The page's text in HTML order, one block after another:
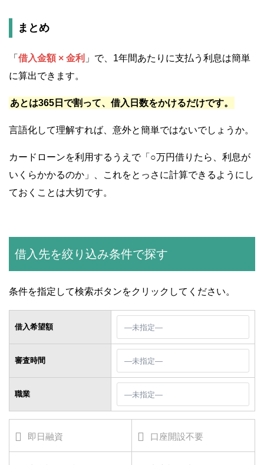
まとめ
「 借入金額 × 金利 」で、1年間あたりに支払う利息は簡単
に算出できます。
あとは365日で割って、借入日数をかけるだけです。
言語化して理解すれば、意外と簡単ではないでしょうか。
カードローンを利用するうえで「○万円借りたら、利息が
いくらかかるのか」、これをとっさに計算できるようにし
ておくことは大切です。
借入先を絞り込み条件で探す
条件を指定して検索ボタンをクリックしてください。
借入希望額
審査時間
職業
即日融資 口座開設不要